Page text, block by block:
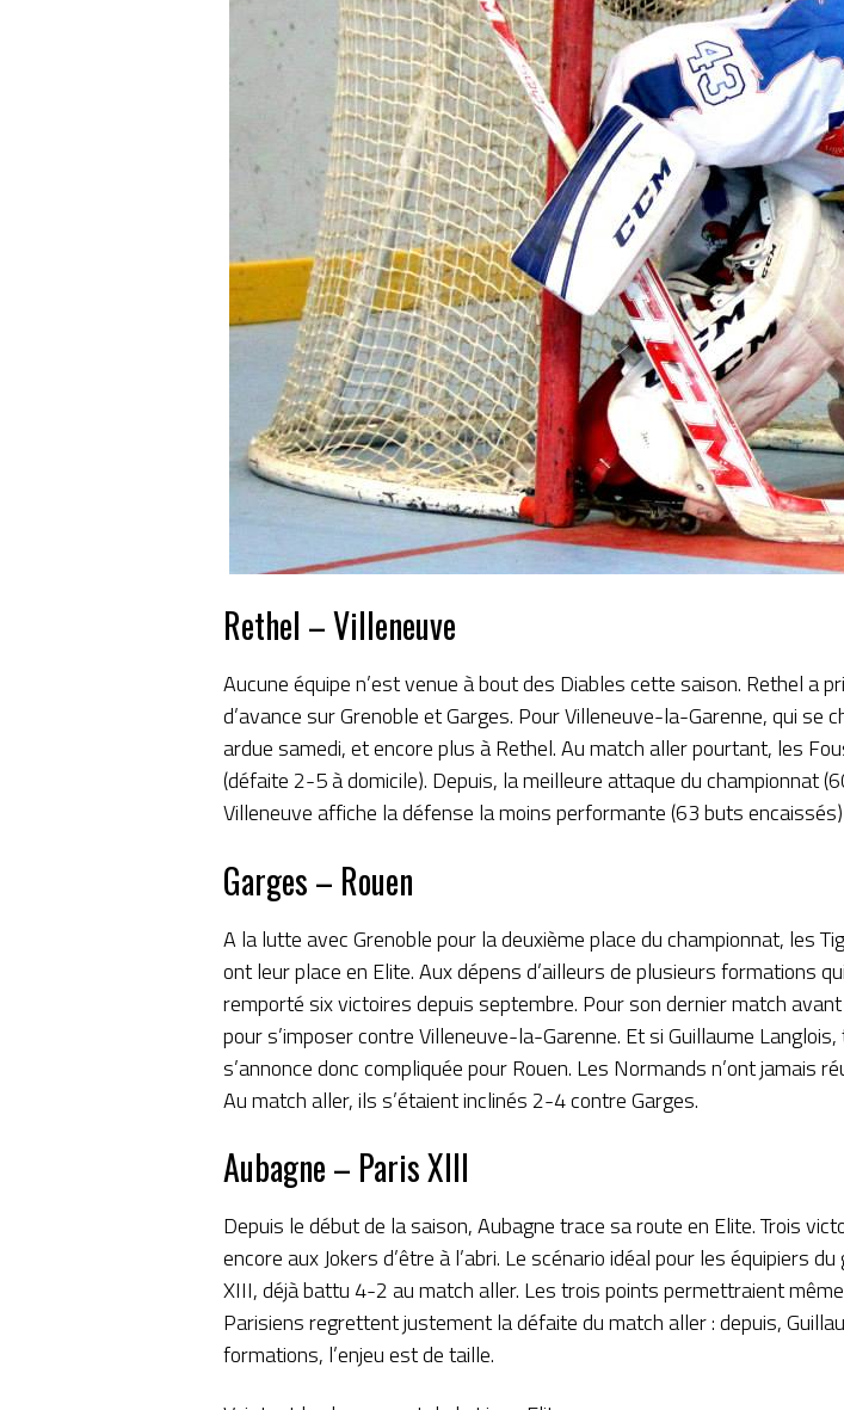
Rethel – Villeneuve
Aucune équipe n’est venue à bout des Diables cette saison. Rethel a
d’avance sur Grenoble et Garges. Pour Villeneuve-la-Garenne, qui
ardue samedi, et encore plus à Rethel. Au match aller pourtant, les
(défaite 2-5 à domicile). Depuis, la meilleure attaque du championnat
Villeneuve affiche la défense la moins performante (63 buts
Garges – Rouen
A la lutte avec Grenoble pour la deuxième place du championnat, les
ont leur place en Elite. Aux dépens d’ailleurs de plusieurs formations
remporté six victoires depuis septembre. Pour son dernier match
pour s’imposer contre Villeneuve-la-Garenne. Et si Guillaume
s’annonce donc compliquée pour Rouen. Les Normands n’ont jamais
Au match aller, ils s’étaient inclinés 2-4 contre Garges.
Aubagne – Paris XIII
Depuis le début de la saison, Aubagne trace sa route en Elite. Trois
encore aux Jokers d’être à l’abri. Le scénario idéal pour les équipiers
XIII, déjà battu 4-2 au match aller. Les trois points permettraient
Parisiens regrettent justement la défaite du match aller : depuis,
formations, l’enjeu est de taille.